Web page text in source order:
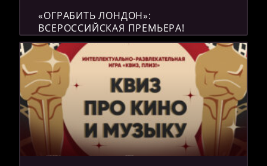
«ОГРАБИТЬ ЛОНДОН»:
ВСЕРОССИЙСКАЯ ПРЕМЬЕРА!